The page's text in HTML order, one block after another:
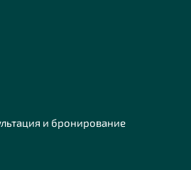
и бронирование